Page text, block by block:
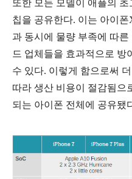
또한 모든 모델이 애플의 초
칩을 공유한다. 이는 아이
과 동시에 물량 부족에 따른
드 업체들을 효과적으로 방
수 있다. 이렇게 함으로써
따라 생산 비용이 절감됨으
되는 아이폰 전체에 공유됐